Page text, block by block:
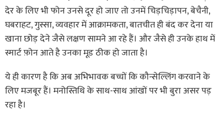
देर के लिए भी फोन उनसे दूर हो जाए तो उनमें चिड़चिड़ापन, बेचैनी,
घबराहट, गुस्सा, व्यवहार में आक्रामकता, बातचीत ही बंद कर देना या
खाना छोड़ देने जैसे लक्षण सामने आ रहे हैं। और जैसे ही उनके हाथ में
स्मार्ट फ़ोन आते है उनका मूड ठीक हो जाता है।
ये ही कारण है कि अब अभिभावक बच्चों कि कौन्सेल्लिंग करवाने के
लिए मजबूर हैं। मनोस्तिथि के साथ-साथ आंखों पर भी बुरा असर पड़
रहा है।